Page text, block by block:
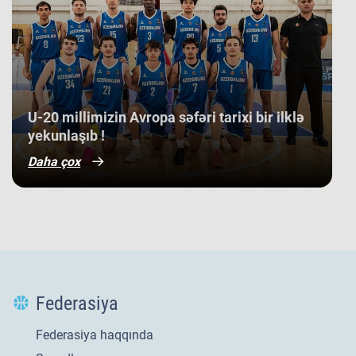
​U-20 millimizin Avropa səfəri tarixi bir ilklə
yekunlaşıb !
Daha çox
Federasiya
Federasiya haqqında